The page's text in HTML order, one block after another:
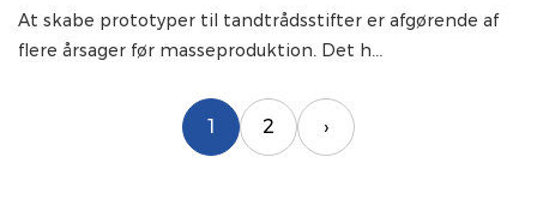
At skabe prototyper til tandtrådsstifter er afgørende af
flere årsager før masseproduktion. Det h...
1 2 ›